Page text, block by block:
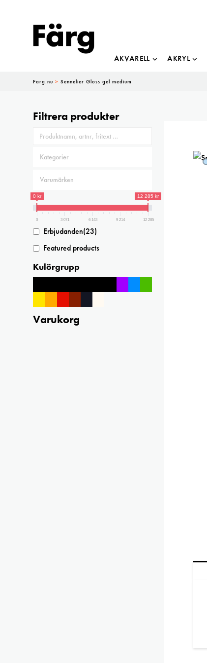
AKVARELL AKRYL
Farg.nu >Sennelier Gloss gel medium
Filtrera produkter
0 kr 12 285 kr
0 3 071 6 143 9 214 12 285
Erbjudanden(23)
Featured products
Kulörgrupp
Varukorg